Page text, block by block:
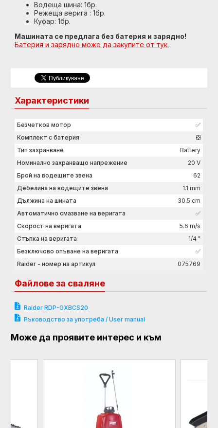
Водеща шина: 1бр.
Режеща верига : 1бр.
Куфар: 1бр.
Машината се предлага без батерия и зарядно!
Батерия и зарядно може да закупите от тук.
Характеристики
Безчетков мотор
✅
Комплект с батерия
❎
Тип захранване
Battery
Номинално захранващо напрежение
20 V
Брой на водещите звена
62
Дебелина на водещите звена
1.1 mm
Дължина на шината
30.5 cm
Автоматично смазване на веригата
✅
Скорост на веригата
5.6 m/s
Стъпка на веригата
1/4 "
Безключово опъване на веригата
✅
Raider - номер на артикул
075769
Файлове за сваляне
Raider RDP-GXBCS20
Ръководство за употреба / User manual
Може да проявите интерес и към